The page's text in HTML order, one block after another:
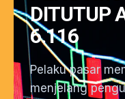
DITUTUP
6.116
Pelaku pasar
menjelang